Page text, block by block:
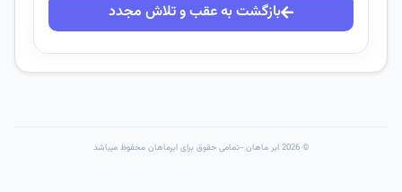
بازگشت به عقب و تلاش مجدد
© 2026 ابر ماهان -تمامی حقوق برای ابرماهان محفوظ میباشد